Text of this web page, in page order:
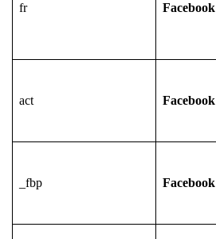
fr Facebook
act Facebook
_fbp Facebook